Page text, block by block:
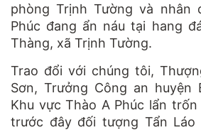
phòng Trịnh Tường và nhân
Phúc đang ẩn náu tại hang
Thàng, xã Trịnh Tường.
Trao đổi với chúng tôi,
Sơn, Trưởng Công an huyện
Khu vực Thào A Phúc lẩn
trước đây đối tượng Tẩn